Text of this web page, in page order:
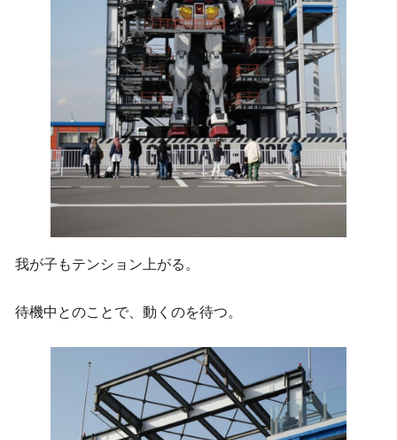
我が子もテンション上がる。
待機中とのことで、動くのを待つ。